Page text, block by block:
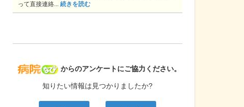
病院なび
からのアンケートにご協力ください。
知りたい情報は見つかりましたか?
って直接連絡... 続きを読む